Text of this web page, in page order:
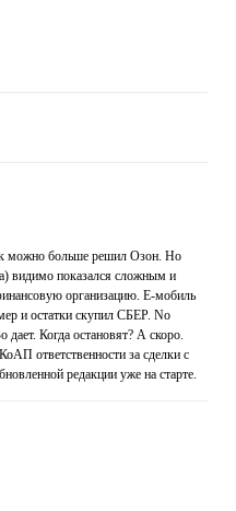
можно больше решил Озон. Но
видимо показался сложным и
организацию. Е-мобиль
и остатки скупил СБЕР. No
дает. Когда остановят? А скоро.
ответственности за сделки с
редакции уже на старте.